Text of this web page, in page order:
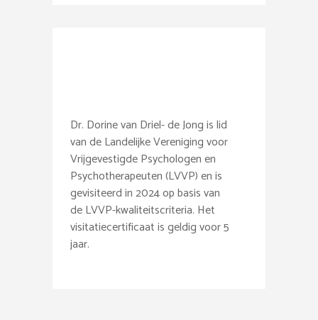
Dr. Dorine van Driel- de Jong is lid
van de Landelijke Vereniging voor
Vrijgevestigde Psychologen en
Psychotherapeuten (LVVP) en is
gevisiteerd in 2024 op basis van
de LVVP-kwaliteitscriteria. Het
visitatiecertificaat is geldig voor 5
jaar.